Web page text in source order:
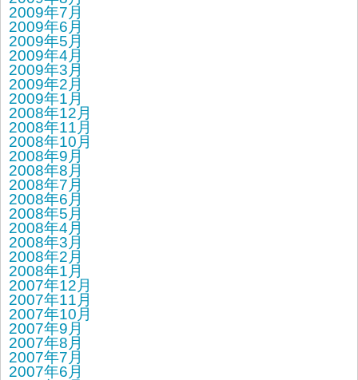
2009年7月
2009年6月
2009年5月
2009年4月
2009年3月
2009年2月
2009年1月
2008年12月
2008年11月
2008年10月
2008年9月
2008年8月
2008年7月
2008年6月
2008年5月
2008年4月
2008年3月
2008年2月
2008年1月
2007年12月
2007年11月
2007年10月
2007年9月
2007年8月
2007年7月
2007年6月